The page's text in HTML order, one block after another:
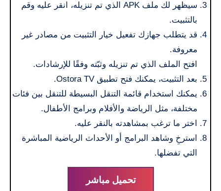
سيظهر لك ملف APK الذي تم تنزيله، انقر عليه وقم
بالتثبيت.
قد يتطلب جهازك تفعيل خيار التثبيت من مصادر غير
معروفة.
افتح الملف الذي تم تنزيله وثبّته وفقًا للإرشادات.
بعد التثبيت، يمكنك فتح تطبيق Ostora TV.
يمكنك استخدام قائمة التنقل البسيطة للتنقل بين فئات
مختلفة، مثل الرياضة والأفلام وبرامج الأطفال.
اختر ما ترغب بمشاهدته بالنقر عليه.
استرخِ وشاهد البرامج أو الأحداث الرياضية المباشرة
التي تفضلها.
تحميل مباشر